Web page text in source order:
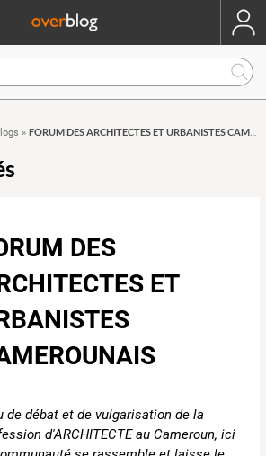
» FORUM DES ARCHITECTES ET URBANISTES CAMEROUNAIS
DES
ET
de débat et de vulgarisation de la
d'ARCHITECTE au Cameroun, ici